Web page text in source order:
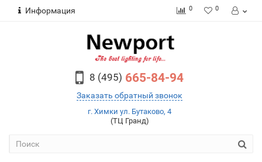
Информация 0 0
8 (495) 665-84-94
Заказать обратный звонок
г. Химки ул. Бутаково, 4
(ТЦ Гранд)